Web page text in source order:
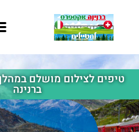
טיפים לצילום מושלם
ברנינה